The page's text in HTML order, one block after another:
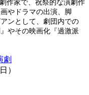
作家で、祝祭的な演劇作
やドラマの出演、脚
ンとして、劇団内での
やその映画化『過激派
劇
）